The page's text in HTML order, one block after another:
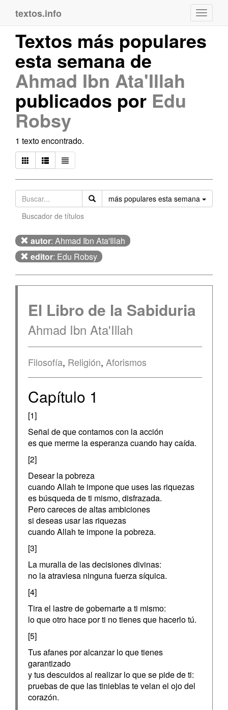
textos.info
Textos más populares
esta semana de
Ahmad Ibn Ata'Illah
publicados por Edu
Robsy
1 texto encontrado.
más populares esta semana
Buscador de títulos
autor: Ahmad Ibn Ata'Illah
editor: Edu Robsy
El Libro de la Sabiduria
Ahmad Ibn Ata'Illah
Filosofía, Religión, Aforismos
Capítulo 1
[1]
Señal de que contamos con la acción
es que merme la esperanza cuando hay caída.
[2]
Desear la pobreza
cuando Allah te impone que uses las riquezas
es búsqueda de ti mismo, disfrazada.
Pero careces de altas ambiciones
si deseas usar las riquezas
cuando Allah te impone la pobreza.
[3]
La muralla de las decisiones divinas:
no la atraviesa ninguna fuerza síquica.
[4]
Tira el lastre de gobernarte a ti mismo:
lo que otro hace por ti no tienes que hacerlo tú.
[5]
Tus afanes por alcanzar lo que tienes
garantizado
y tus descuidos al realizar lo que se pide de ti:
pruebas de que las tinieblas te velan el ojo del
corazón.